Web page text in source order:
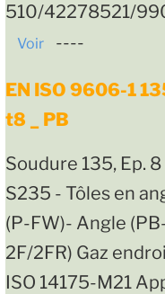
510/42278521/
Voir ----
EN ISO 9606-1
t8 _ PB
Soudure 135, Ep. 8
S235 - Tôles en
(P-FW)- Angle
2F/2FR) Gaz
ISO 14175-M21